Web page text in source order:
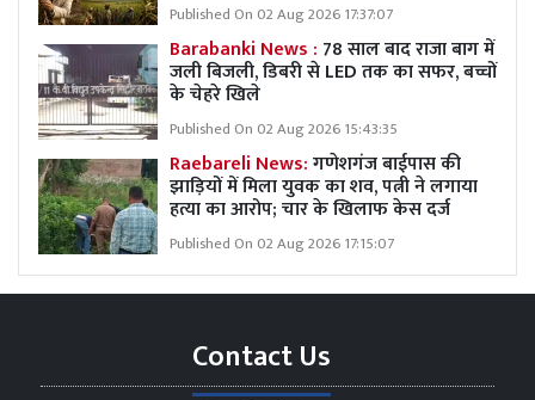
Published On 02 Aug 2026 17:37:07
Barabanki News : 78 साल बाद राजा बाग में
जली बिजली, डिबरी से LED तक का सफर, बच्चों
के चेहरे खिले
Published On 02 Aug 2026 15:43:35
Raebareli News:गणेशगंज बाईपास की
झाड़ियों में मिला युवक का शव, पत्नी ने लगाया
हत्या का आरोप; चार के खिलाफ केस दर्ज
Published On 02 Aug 2026 17:15:07
Contact Us